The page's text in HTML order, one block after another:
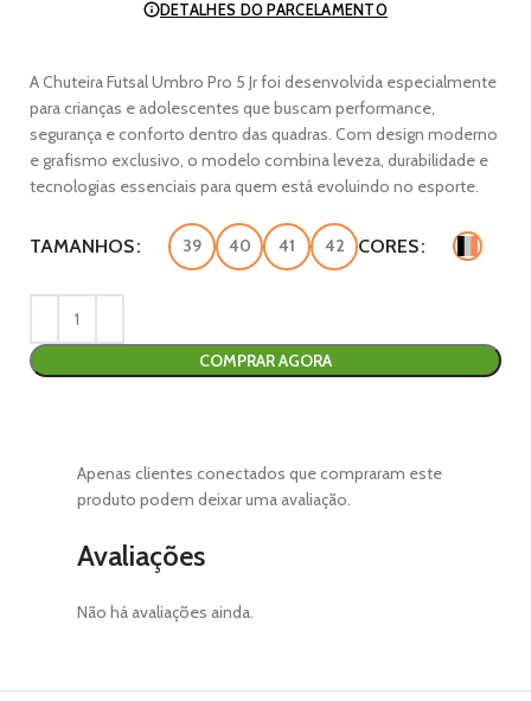
DETALHES DO PARCELAMENTO
A Chuteira Futsal Umbro Pro 5 Jr foi desenvolvida especialmente
para crianças e adolescentes que buscam performance,
segurança e conforto dentro das quadras. Com design moderno
e grafismo exclusivo, o modelo combina leveza, durabilidade e
tecnologias essenciais para quem está evoluindo no esporte.
TAMANHOS 39 40 41 42 CORES
COMPRAR AGORA
Avaliações
Não há avaliações ainda.
Apenas clientes conectados que compraram este
produto podem deixar uma avaliação.